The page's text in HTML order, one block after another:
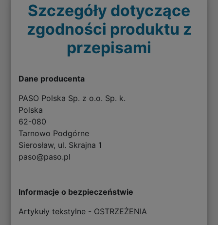
Szczegóły dotyczące
zgodności produktu z
przepisami
Dane producenta
PASO Polska Sp. z o.o. Sp. k.
Polska
62-080
Tarnowo Podgórne
Sierosław, ul. Skrajna 1
paso@paso.pl
Informacje o bezpieczeństwie
Artykuły tekstylne - OSTRZEŻENIA